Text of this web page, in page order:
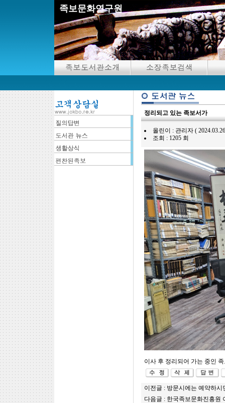
족보문화연구원
정리되고 있는 족보서가
올린이 : 관리자 (
조회 : 1205 회
이사 후 정리되어 가는 중인
이전글 : 방문시에는 예약하시
다음글 : 한국족보문화진흥원